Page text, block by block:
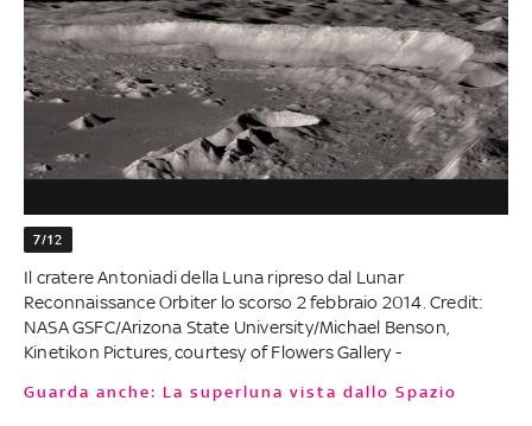
7/12
Il cratere Antoniadi della Luna ripreso dal Lunar
Reconnaissance Orbiter lo scorso 2 febbraio 2014. Credit:
NASA GSFC/Arizona State University/Michael Benson,
Kinetikon Pictures, courtesy of Flowers Gallery -
Guarda anche: La superluna vista dallo Spazio